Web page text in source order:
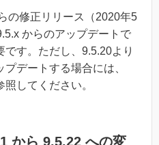
の修正リリース（2020年5
からのアップデートで
す。ただし、9.5.20より
デートする場合には、
照してください。
から 9.5.22 への変